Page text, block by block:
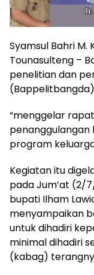
Syamsul Bahri
Tounasulteng –
penelitian dan
“menggelar
penanggulangan
program
Kegiatan itu
pada Jum’at (2/
bupati Ilham
menyampaikan
untuk dihadiri
minimal dihadiri
(kabag)